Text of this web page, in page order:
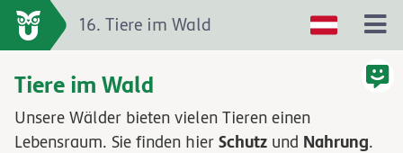
Tiere im Wald
Unsere Wälder bieten vielen Tieren einen
Lebensraum. Sie finden hier Schutz und Nahrung.
16. Tiere im Wald